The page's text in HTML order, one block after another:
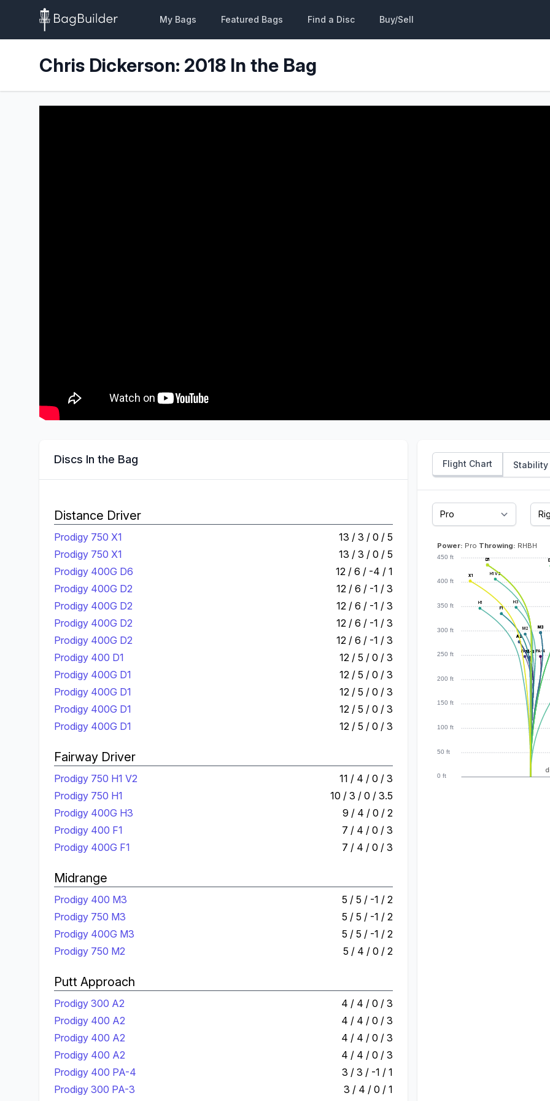
My Bags Featured Bags Find a Disc Buy/Sell
Chris Dickerson: 2018 In the Bag
Discs In the Bag
Distance Driver
Prodigy 750 X1
13 / 3 / 0 / 5
Prodigy 750 X1
13 / 3 / 0 / 5
Prodigy 400G D6
12 / 6 / -4 / 1
Prodigy 400G D2
12 / 6 / -1 / 3
Prodigy 400G D2
12 / 6 / -1 / 3
Prodigy 400G D2
12 / 6 / -1 / 3
Prodigy 400G D2
12 / 6 / -1 / 3
Prodigy 400 D1
12 / 5 / 0 / 3
Prodigy 400G D1
12 / 5 / 0 / 3
Prodigy 400G D1
12 / 5 / 0 / 3
Prodigy 400G D1
12 / 5 / 0 / 3
Prodigy 400G D1
12 / 5 / 0 / 3
Fairway Driver
Prodigy 750 H1 V2
11 / 4 / 0 / 3
Prodigy 750 H1
10 / 3 / 0 / 3.5
Prodigy 400G H3
9 / 4 / 0 / 2
Prodigy 400 F1
7 / 4 / 0 / 3
Prodigy 400G F1
7 / 4 / 0 / 3
Midrange
Prodigy 400 M3
5 / 5 / -1 / 2
Prodigy 750 M3
5 / 5 / -1 / 2
Prodigy 400G M3
5 / 5 / -1 / 2
Prodigy 750 M2
5 / 4 / 0 / 2
Putt Approach
Prodigy 300 A2
4 / 4 / 0 / 3
Prodigy 400 A2
4 / 4 / 0 / 3
Prodigy 400 A2
4 / 4 / 0 / 3
Prodigy 400 A2
4 / 4 / 0 / 3
Prodigy 400 PA-4
3 / 3 / -1 / 1
Prodigy 300 PA-3
3 / 4 / 0 / 1
Flight Chart Stability
0 ft
50 ft
100 ft
150 ft
200 ft
250 ft
300 ft
350 ft
400 ft
450 ft
PA-4
PA-3
PA-3
PA-3
PA-3
PA-3
PA-1
A2
A2
A2
A2
M3
M3
M3
M2
F1
F1
H3
H1
H1 V2
D1
D1
D1
D1
D1
X1
X1
Power: Pro Throwing: RHBH